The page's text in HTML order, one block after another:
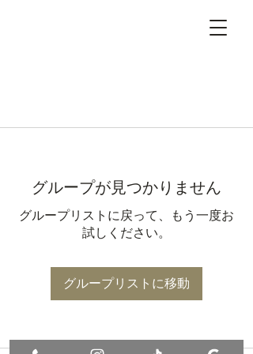
グループが見つかりません
グループリストに戻って、もう一度お
試しください。
グループリストに移動